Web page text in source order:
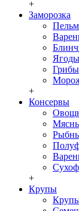
+
Заморозка
Ягоды
Грибы
+
Консервы
+
Крупы